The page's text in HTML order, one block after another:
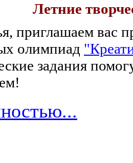
Летние
приглашаем вас
олимпиад
задания